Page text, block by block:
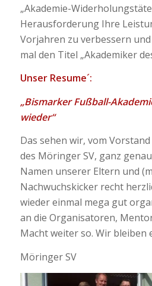
„Akademie-
Herausforderung Ihre
Vorjahren zu verbessern
mal den Titel „Akademiker
Unser Resume´:
„Bismarker Fußball-
wieder“
Das sehen wir, vom
des Möringer SV, ganz
Namen unserer Eltern und
Nachwuchskicker recht
wieder einmal mega gut
an die Organisatoren,
Macht weiter so. Wir bleiben
Möringer SV